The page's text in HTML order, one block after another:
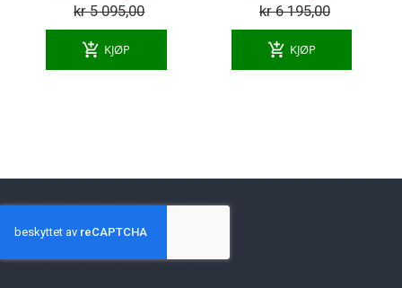
kr 5 095,00
add_shopping_cart KJØP
kr 6 195,00
add_shopping_cart KJØP